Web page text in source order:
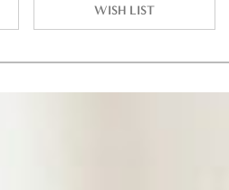
WISH LIST